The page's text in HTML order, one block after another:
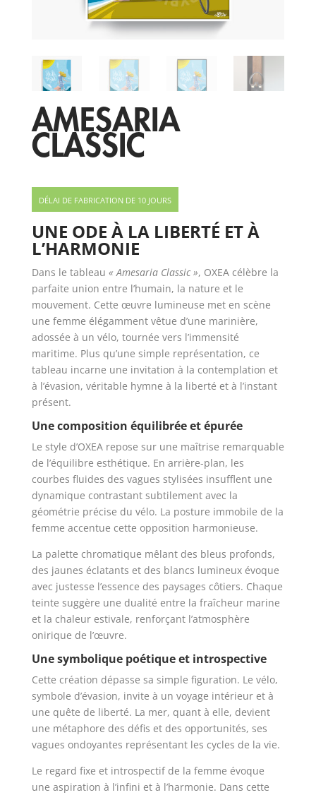
AMESARIA
CLASSIC
DÉLAI DE FABRICATION DE 10 JOURS
UNE ODE À LA LIBERTÉ ET À
L’HARMONIE
Dans le tableau « Amesaria Classic », OXEA célèbre la
parfaite union entre l’humain, la nature et le
mouvement. Cette œuvre lumineuse met en scène
une femme élégamment vêtue d’une marinière,
adossée à un vélo, tournée vers l’immensité
maritime. Plus qu’une simple représentation, ce
tableau incarne une invitation à la contemplation et
à l’évasion, véritable hymne à la liberté et à l’instant
présent.
Une composition équilibrée et épurée
Le style d’OXEA repose sur une maîtrise remarquable
de l’équilibre esthétique. En arrière-plan, les
courbes fluides des vagues stylisées insufflent une
dynamique contrastant subtilement avec la
géométrie précise du vélo. La posture immobile de la
femme accentue cette opposition harmonieuse.
La palette chromatique mêlant des bleus profonds,
des jaunes éclatants et des blancs lumineux évoque
avec justesse l’essence des paysages côtiers. Chaque
teinte suggère une dualité entre la fraîcheur marine
et la chaleur estivale, renforçant l’atmosphère
onirique de l’œuvre.
Une symbolique poétique et introspective
Cette création dépasse sa simple figuration. Le vélo,
symbole d’évasion, invite à un voyage intérieur et à
une quête de liberté. La mer, quant à elle, devient
une métaphore des défis et des opportunités, ses
vagues ondoyantes représentant les cycles de la vie.
Le regard fixe et introspectif de la femme évoque
une aspiration à l’infini et à l’harmonie. Dans cette